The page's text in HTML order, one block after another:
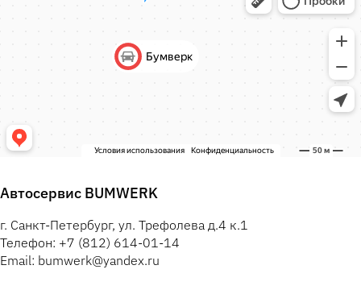
Автосервис BUMWERK
г. Санкт-Петербург, ул. Трефолева д.4 к.1
Телефон: +7 (812) 614-01-14
Email: bumwerk@yandex.ru